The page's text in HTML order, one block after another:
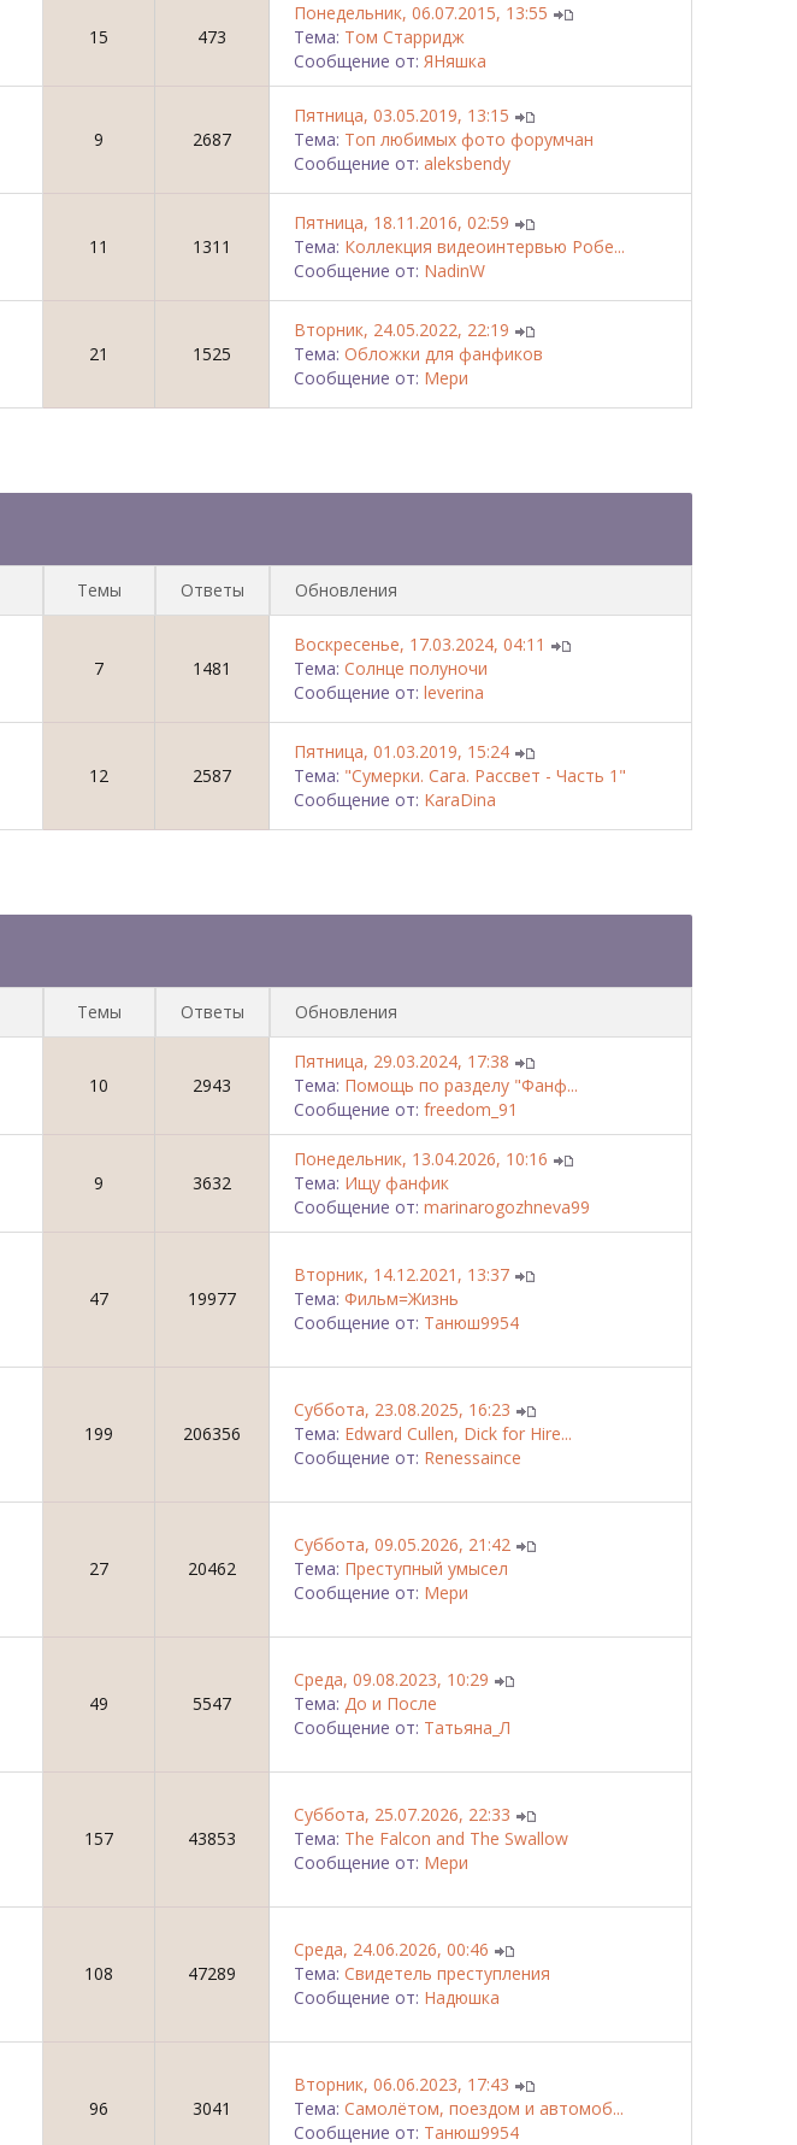
15 473
Понедельник, 06.07.2015, 13:55
Тема: Том Старридж
Сообщение от: ЯНяшка
9 2687
Пятница, 03.05.2019, 13:15
Тема: Топ любимых фото форумчан
Сообщение от: aleksbendy
11 1311
Пятница, 18.11.2016, 02:59
Тема: Коллекция видеоинтервью Робе...
Сообщение от: NadinW
21 1525
Вторник, 24.05.2022, 22:19
Тема: Обложки для фанфиков
Сообщение от: Мери
Темы Ответы Обновления
7 1481
Воскресенье, 17.03.2024, 04:11
Тема: Солнце полуночи
Сообщение от: leverina
12 2587
Пятница, 01.03.2019, 15:24
Тема: "Сумерки. Сага. Рассвет - Часть 1"
Сообщение от: KaraDina
Темы Ответы Обновления
10 2943
Пятница, 29.03.2024, 17:38
Тема: Помощь по разделу "Фанф...
Сообщение от: freedom_91
9 3632
Понедельник, 13.04.2026, 10:16
Тема: Ищу фанфик
Сообщение от: marinarogozhneva99
47 19977
Вторник, 14.12.2021, 13:37
Тема: Фильм=Жизнь
Сообщение от: Танюш9954
199 206356
Суббота, 23.08.2025, 16:23
Тема: Edward Cullen, Dick for Hire...
Сообщение от: Renessaince
27 20462
Суббота, 09.05.2026, 21:42
Тема: Преступный умысел
Сообщение от: Мери
49 5547
Среда, 09.08.2023, 10:29
Тема: До и После
Сообщение от: Татьяна_Л
157 43853
Суббота, 25.07.2026, 22:33
Тема: The Falcon and The Swallow
Сообщение от: Мери
108 47289
Среда, 24.06.2026, 00:46
Тема: Свидетель преступления
Сообщение от: Надюшка
96 3041
Вторник, 06.06.2023, 17:43
Тема: Самолётом, поездом и автомоб...
Сообщение от: Танюш9954